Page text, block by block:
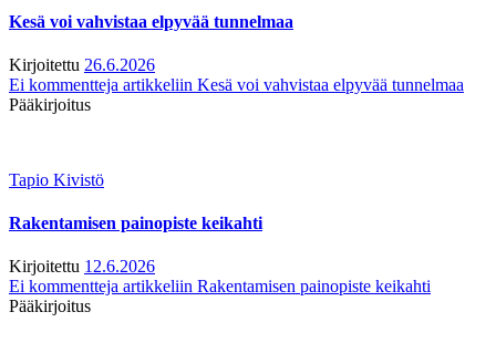
Kesä voi vahvistaa elpyvää tunnelmaa
Kirjoitettu 26.6.2026
Ei kommentteja artikkeliin Kesä voi vahvistaa elpyvää tunnelmaa
Pääkirjoitus
Tapio Kivistö
Rakentamisen painopiste keikahti
Kirjoitettu 12.6.2026
Ei kommentteja artikkeliin Rakentamisen painopiste keikahti
Pääkirjoitus